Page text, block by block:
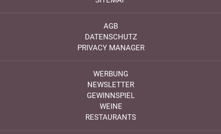
AGB
DATENSCHUTZ
PRIVACY MANAGER
WERBUNG
NEWSLETTER
GEWINNSPIEL
WEINE
RESTAURANTS